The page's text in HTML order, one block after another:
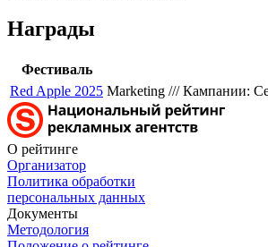
Награды
Фестиваль
Red Apple 2025 Marketing /// Кампании:
О рейтинге
Организатор
Политика обработки
персональных данных
Документы
Методология